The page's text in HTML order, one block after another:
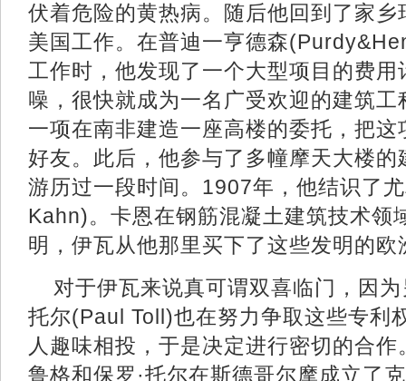
伏着危险的黄热病。随后他回到了家
美国工作。在普迪一亨德森
工作时，他发现了一个大型项目的费
噪，很快就成为一名广受欢迎的建筑
一项在南非建造一座高楼的委托，把
好友。此后，他参与了多幢摩天大楼
游历过一段时间。1907年，他结识了
Kahn)。卡恩在钢筋混凝土建筑技术领
明，伊瓦从他那里买下了这些发明的欧
对于伊瓦来说真可谓双喜临门，因
托尔(Paul Toll)也在努力争取这些专利
人趣味相投，于是决定进行密切的合
鲁格和保罗·托尔在斯德哥尔摩成立了